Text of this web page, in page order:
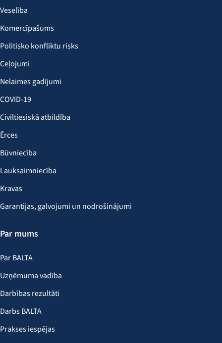
Veselība
Komercīpašums
Politisko konfliktu risks
Ceļojumi
Nelaimes gadījumi
COVID-19
Civiltiesiskā atbildība
Ērces
Būvniecība
Lauksaimniecība
Kravas
Garantijas, galvojumi un nodrošinājumi
Par mums
Par BALTA
Uzņēmuma vadība
Darbības rezultāti
Darbs BALTA
Prakses iespējas